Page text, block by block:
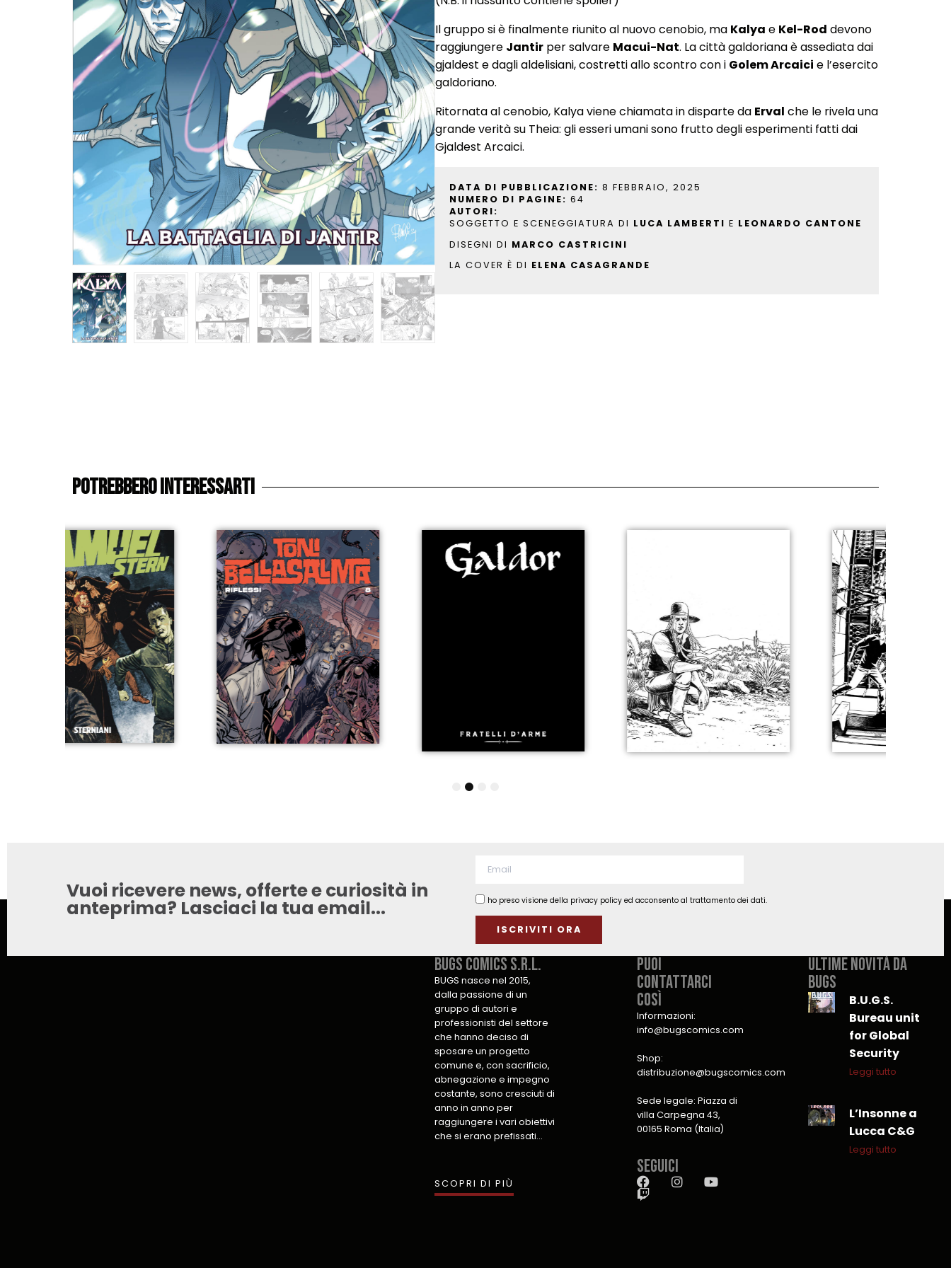
Il gruppo si è finalmente riunito al nuovo cenobio, ma Kalya e Kel-Rod devono
raggiungere Jantir per salvare Macui-Nat. La città galdoriana è assediata dai
gjaldest e dagli aldelisiani, costretti allo scontro con i Golem Arcaici e l’esercito
galdoriano.
Ritornata al cenobio, Kalya viene chiamata in disparte da Erval che le rivela una
grande verità su Theia: gli esseri umani sono frutto degli esperimenti fatti dai
Gjaldest Arcaici.
DATA DI PUBBLICAZIONE: 8 FEBBRAIO, 2025
NUMERO DI PAGINE: 64
AUTORI:
SOGGETTO E SCENEGGIATURA DI LUCA LAMBERTI E LEONARDO CANTONE
DISEGNI DI MARCO CASTRICINI
LA COVER È DI ELENA CASAGRANDE
Potrebbero interessarti
Vuoi ricevere news, offerte e curiosità in
anteprima? Lasciaci la tua email...​ ho preso visione della privacy policy ed acconsento al trattamento dei dati.
ISCRIVITI ORA
Bugs Comics S.r.l.​
BUGS nasce nel 2015,
dalla passione di un
gruppo di autori e
professionisti del settore
che hanno deciso di
sposare un progetto
comune e, con sacrificio,
abnegazione e impegno
costante, sono cresciuti di
anno in anno per
raggiungere i vari obiettivi
che si erano prefissati…
SCOPRI DI PIÙ
PUOI
CONTATTARCI
COSÌ​
Informazioni:
info@bugscomics.com
Shop:
distribuzione@bugscomics.com
Sede legale: Piazza di
villa Carpegna 43,
00165 Roma (Italia)
Seguici
Ultime novità da
Bugs
B.U.G.S.
Bureau unit
for Global
Security
Leggi tutto
L’Insonne a
Lucca C&G
Leggi tutto